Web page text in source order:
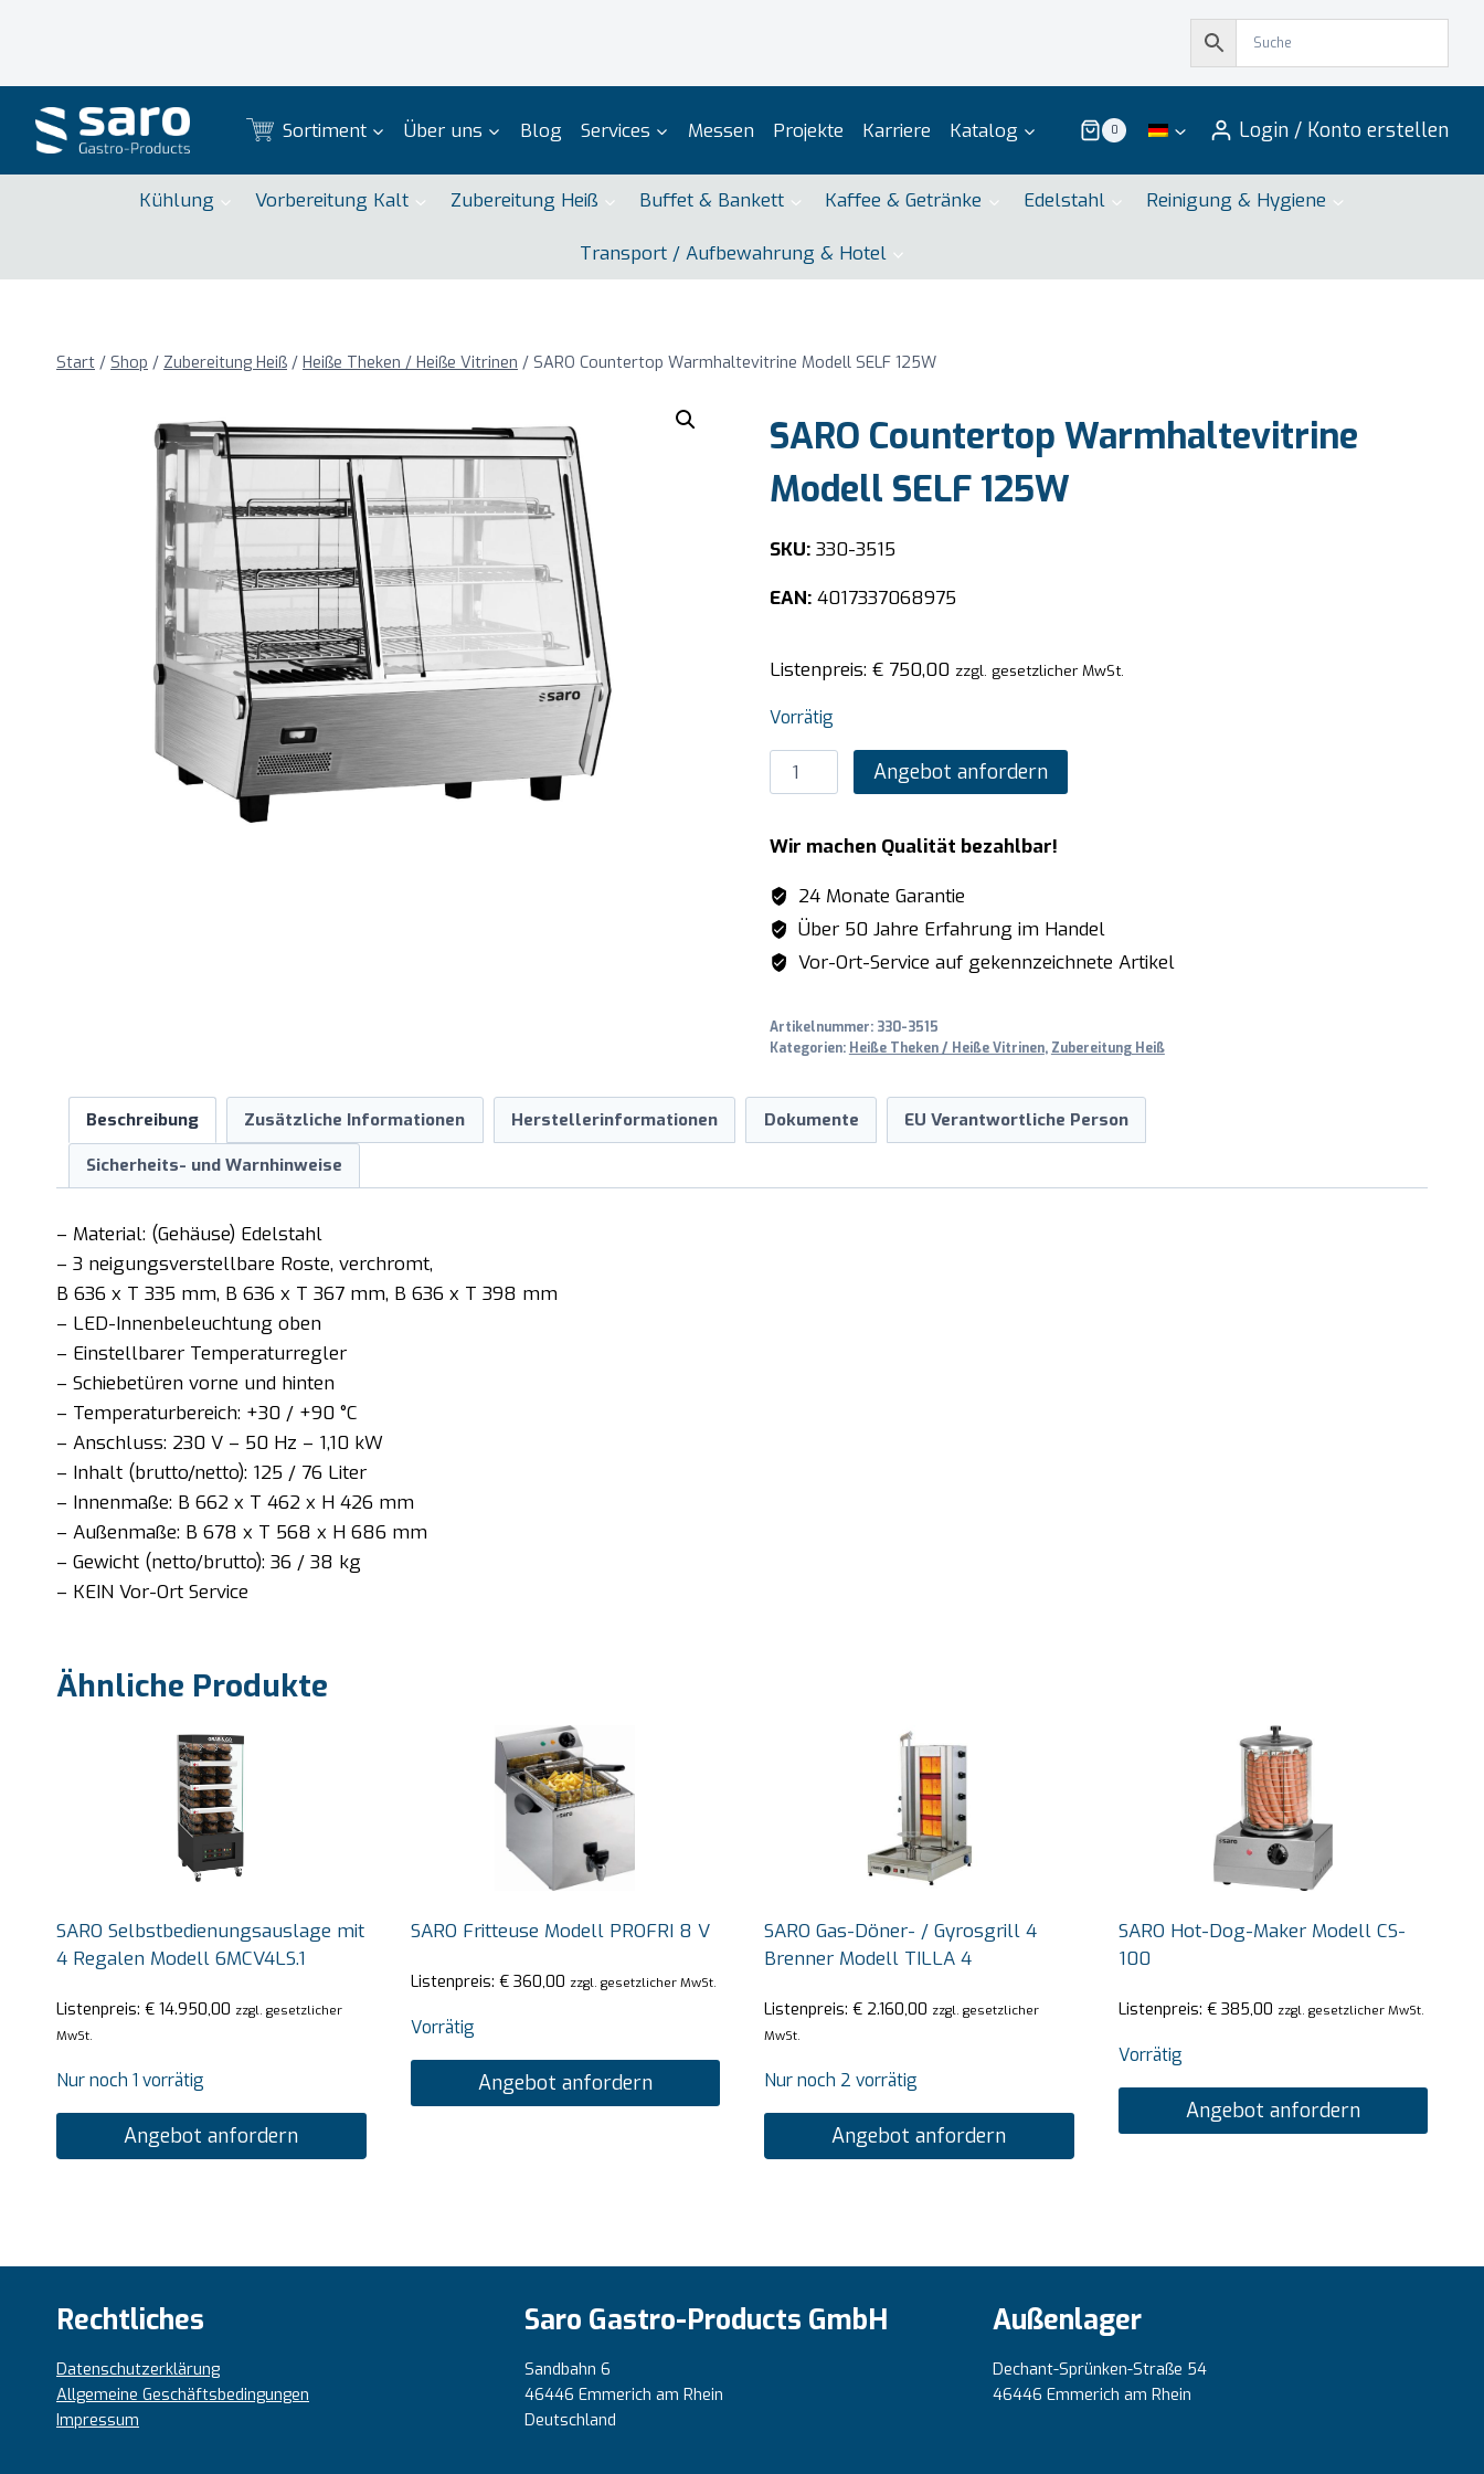
Sortiment Über uns Blog Services Messen Projekte Karriere Katalog 0 Login / Konto erstellen
Kühlung Vorbereitung Kalt Zubereitung Heiß Buffet & Bankett Kaffee & Getränke Edelstahl Reinigung & Hygiene
Transport / Aufbewahrung & Hotel
Start / Shop / Zubereitung Heiß / Heiße Theken / Heiße Vitrinen / SARO Countertop Warmhaltevitrine Modell SELF 125W
SARO Countertop Warmhaltevitrine
Modell SELF 125W
SKU:330-3515
EAN:4017337068975
Listenpreis: €750,00 zzgl. gesetzlicher MwSt.
Vorrätig
SARO
Countertop
Modell
SELF
125W
Menge
Angebot anfordern
Wir machen Qualität bezahlbar!
24 Monate Garantie
Über 50 Jahre Erfahrung im Handel
Vor-Ort-Service auf gekennzeichnete Artikel
Artikelnummer: 330-3515
Kategorien: Heiße Theken / Heiße Vitrinen, Zubereitung Heiß
Beschreibung Zusätzliche Informationen Herstellerinformationen Dokumente EU Verantwortliche Person
Sicherheits- und Warnhinweise
– Material: (Gehäuse) Edelstahl
– 3 neigungsverstellbare Roste, verchromt,
B 636 x T 335 mm, B 636 x T 367 mm, B 636 x T 398 mm
– LED-Innenbeleuchtung oben
– Einstellbarer Temperaturregler
– Schiebetüren vorne und hinten
– Temperaturbereich: +30 / +90 °C
– Anschluss: 230 V – 50 Hz – 1,10 kW
– Inhalt (brutto/netto): 125 / 76 Liter
– Innenmaße: B 662 x T 462 x H 426 mm
– Außenmaße: B 678 x T 568 x H 686 mm
– Gewicht (netto/brutto): 36 / 38 kg
– KEIN Vor-Ort Service
Ähnliche Produkte
SARO Selbstbedienungsauslage mit
4 Regalen Modell 6MCV4LS.1
Listenpreis: € 14.950,00 zzgl. gesetzlicher
MwSt.
Nur noch 1 vorrätig
Angebot anfordern
SARO Fritteuse Modell PROFRI 8 V
Listenpreis: €360,00 zzgl. gesetzlicher MwSt.
Vorrätig
Angebot anfordern
SARO Gas-Döner- / Gyrosgrill 4
Brenner Modell TILLA 4
Listenpreis: € 2.160,00 zzgl. gesetzlicher
MwSt.
Nur noch 2 vorrätig
Angebot anfordern
SARO Hot-Dog-Maker Modell CS-
100
Listenpreis: €385,00 zzgl. gesetzlicher MwSt.
Vorrätig
Angebot anfordern
Rechtliches
Datenschutzerklärung
Allgemeine Geschäftsbedingungen
Impressum
Saro Gastro-Products GmbH
Sandbahn 6
46446 Emmerich am Rhein
Deutschland
Außenlager
Dechant-Sprünken-Straße 54
46446 Emmerich am Rhein